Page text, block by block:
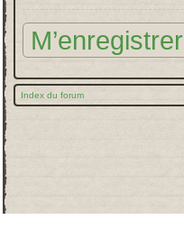
M’enregistrer
Index du forum